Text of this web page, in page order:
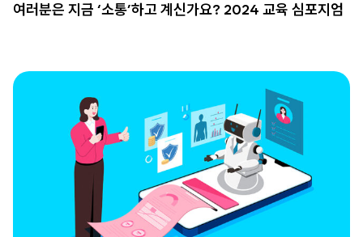
여러분은 지금 ‘소통’하고 계신가요? 2024 교육 심포지엄